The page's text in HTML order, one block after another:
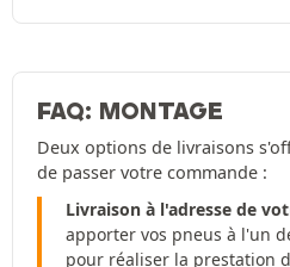
FAQ: MONTAGE
Deux options de livraisons
de passer votre commande :
Livraison à l'adresse de
apporter vos pneus à l'un
pour réaliser la prestation